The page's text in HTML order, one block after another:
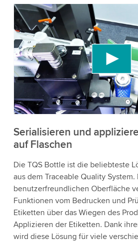
Wir benötigen Ihre
YouTube-Videodienst zu
Wir verwenden einen
Videoinhalte einzubetten, der
Aktivitäten sammeln kann. Bitte
die Details und akzeptieren Sie
dieses Video anzusehen.
Weitere Informationen
Serialisieren und
auf Flaschen
Die TQS Bottle ist die beliebteste
aus dem Traceable Quality
benutzerfreundlichen Oberfläche
Funktionen vom Bedrucken und
Etiketten über das Wiegen des
Applizieren der Etiketten. Dank
wird diese Lösung für viele